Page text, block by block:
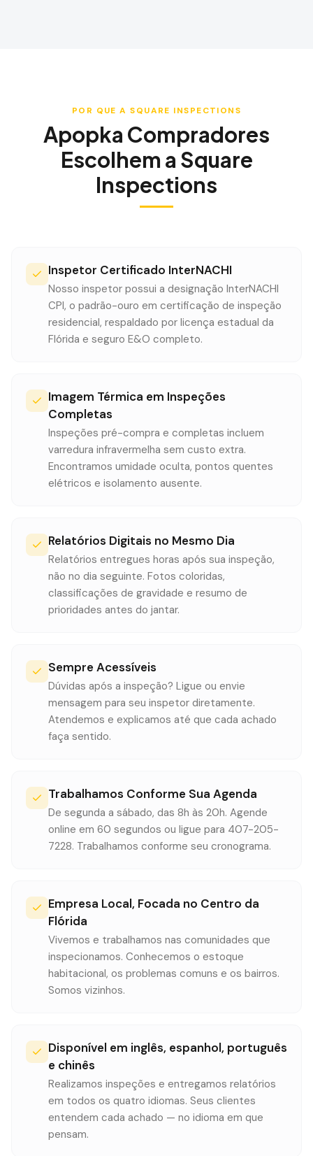
POR QUE A SQUARE INSPECTIONS
Apopka Compradores
Escolhem a Square
Inspections
Inspetor Certificado InterNACHI
Nosso inspetor possui a designação InterNACHI
CPI, o padrão-ouro em certificação de inspeção
residencial, respaldado por licença estadual da
Flórida e seguro E&O completo.
Imagem Térmica em Inspeções
Completas
Inspeções pré-compra e completas incluem
varredura infravermelha sem custo extra.
Encontramos umidade oculta, pontos quentes
elétricos e isolamento ausente.
Relatórios Digitais no Mesmo Dia
Relatórios entregues horas após sua inspeção,
não no dia seguinte. Fotos coloridas,
classificações de gravidade e resumo de
prioridades antes do jantar.
Sempre Acessíveis
Dúvidas após a inspeção? Ligue ou envie
mensagem para seu inspetor diretamente.
Atendemos e explicamos até que cada achado
faça sentido.
Trabalhamos Conforme Sua Agenda
De segunda a sábado, das 8h às 20h. Agende
online em 60 segundos ou ligue para 407-205-
7228. Trabalhamos conforme seu cronograma.
Empresa Local, Focada no Centro da
Flórida
Vivemos e trabalhamos nas comunidades que
inspecionamos. Conhecemos o estoque
habitacional, os problemas comuns e os bairros.
Somos vizinhos.
Disponível em inglês, espanhol, português
e chinês
Realizamos inspeções e entregamos relatórios
em todos os quatro idiomas. Seus clientes
entendem cada achado — no idioma em que
pensam.